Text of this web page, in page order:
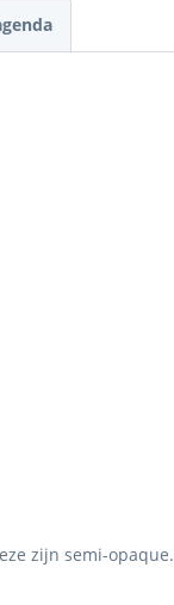
zijn semi-opaque.